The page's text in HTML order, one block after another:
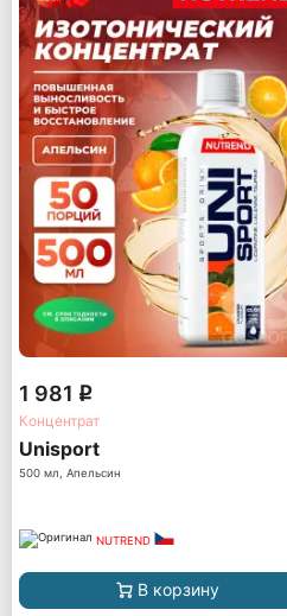
1 981 q
Концентрат
Unisport
500 мл, Апельсин
NUTREND
В корзину